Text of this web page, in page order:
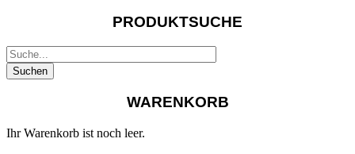
PRODUKTSUCHE
WARENKORB
Ihr Warenkorb ist noch leer.